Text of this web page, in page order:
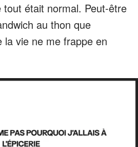
était normal. Peut-être
au thon que
la vie ne me frappe en